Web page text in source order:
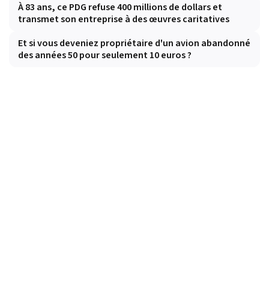
À 83 ans, ce PDG refuse 400 millions de dollars et
transmet son entreprise à des œuvres caritatives
Et si vous deveniez propriétaire d'un avion abandonné
des années 50 pour seulement 10 euros ?